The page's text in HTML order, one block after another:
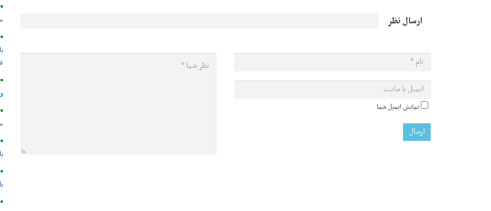
ارسال نظر
نمایش ایمیل شما